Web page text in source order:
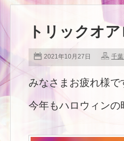
トリックオ
2021年10月27日 千
みなさまお疲れ様で
今年もハロウィンの